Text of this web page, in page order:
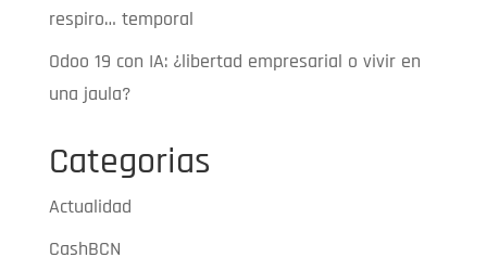
respiro… temporal
Odoo 19 con IA: ¿libertad empresarial o vivir en
una jaula?
Categorias
Actualidad
CashBCN